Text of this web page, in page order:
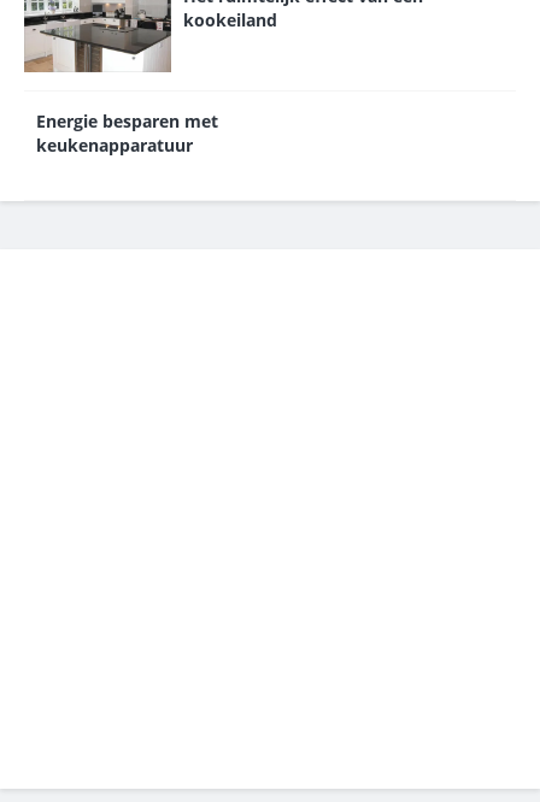
kookeiland
Energie besparen met
keukenapparatuur